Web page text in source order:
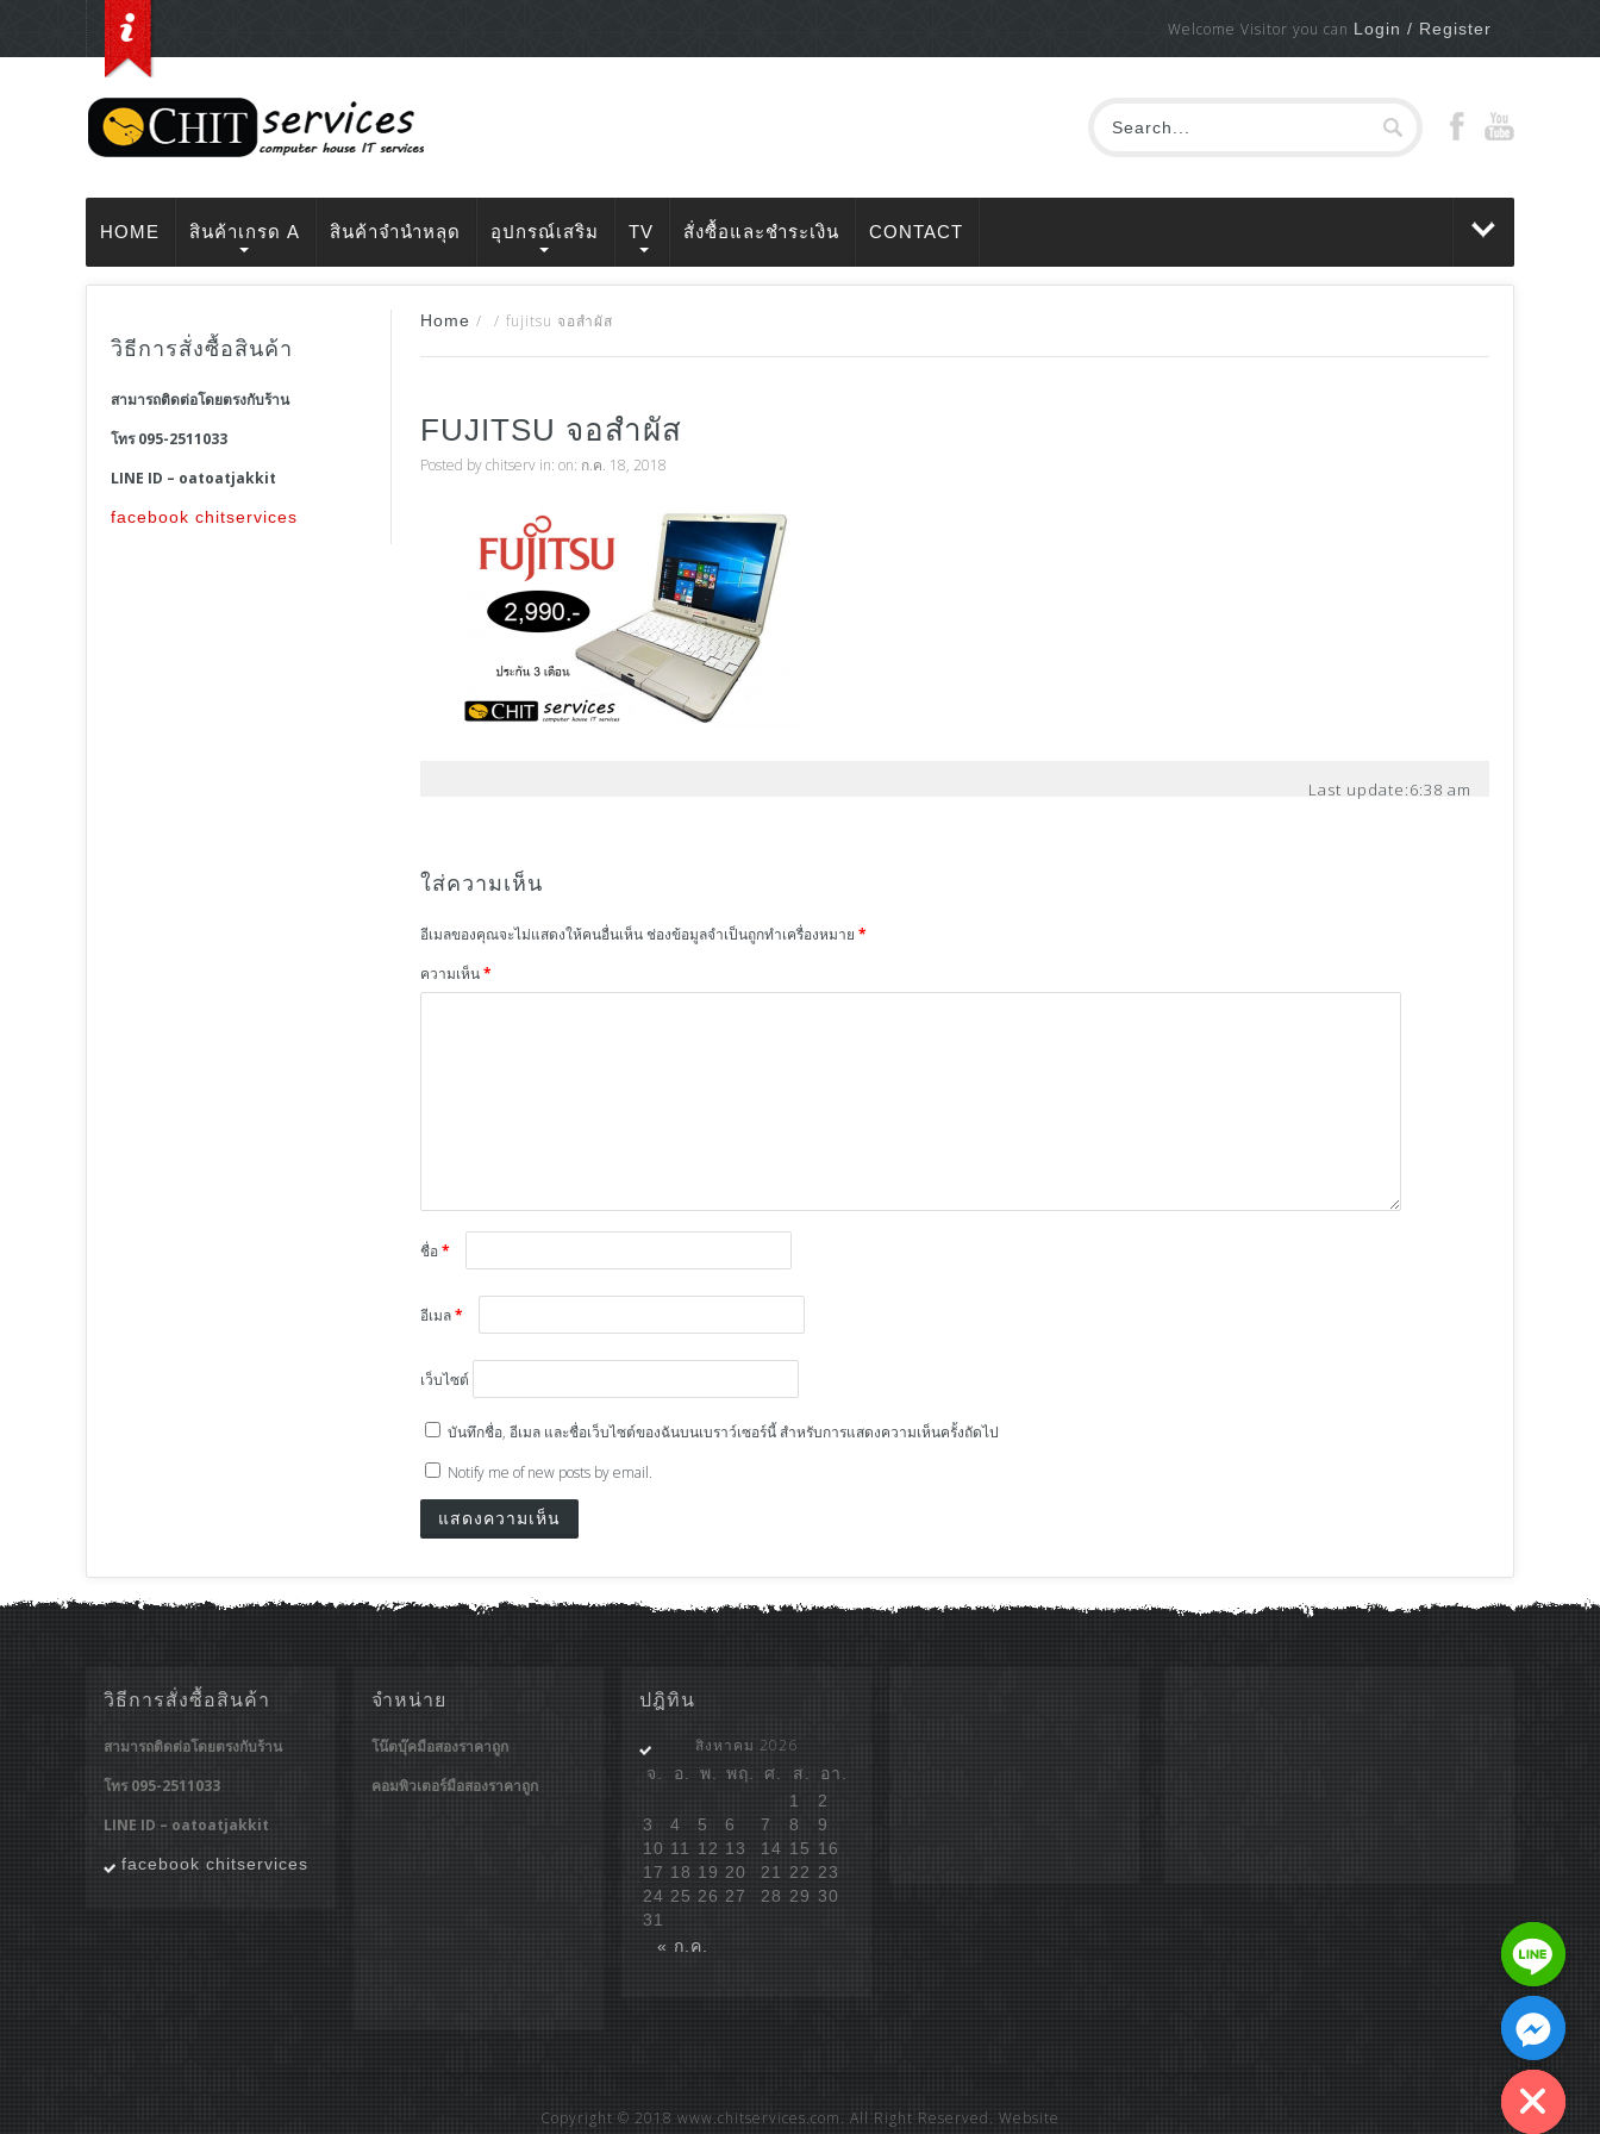
Welcome Visitor you can Login / Register
HOME สินค้าเกรด A สินค้าจำนำหลุด อุปกรณ์เสริม TV สั่งซื้อและชำระเงิน CONTACT
วิธีการสั่งซื้อสินค้า
สามารถติดต่อโดยตรงกับร้าน
โทร 095-2511033
LINE ID – oatoatjakkit
facebook chitservices
Home / / fujitsu จอสำผัส
FUJITSU จอสำผัส
Posted bychitserv in: on: ก.ค. 18, 2018
Last update:6:38 am
ใส่ความเห็น
อีเมลของคุณจะไม่แสดงให้คนอื่นเห็นช่องข้อมูลจำเป็นถูกทำเครื่องหมาย *
ความเห็น*
ชื่อ*
อีเมล*
เว็บไซต์
บันทึกชื่อ, อีเมล และชื่อเว็บไซต์ของฉันบนเบราว์เซอร์นี้ สำหรับการแสดงความเห็นครั้งถัดไป
Notify me of new posts by email.
วิธีการสั่งซื้อสินค้า
สามารถติดต่อโดยตรงกับร้าน
โทร 095-2511033
LINE ID – oatoatjakkit
facebook chitservices
จำหน่าย
โน๊ตบุ๊คมือสองราคาถูก
คอมพิวเตอร์มือสองราคาถูก
ปฎิทิน
สิงหาคม 2026
จ. อ. พ. พฤ. ศ. ส.
อา.
1
2
3
4 5 6 7 8
9
10 11 12 13 14 15 16
17 18 19 20 21 22 23
24 25 26 27 28 29 30
31
« ก.ค.
Copyright © 2018 www.chitservices.com. All Right Reserved. Website